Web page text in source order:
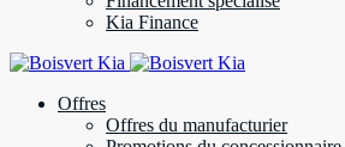
Kia Finance
Offres
Offres du manufacturier